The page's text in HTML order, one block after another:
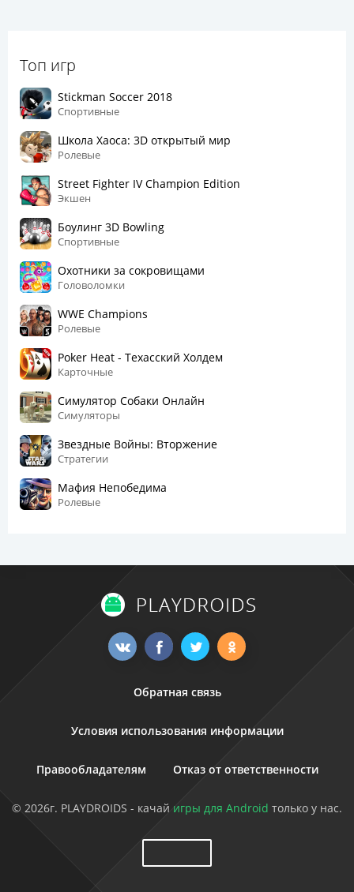
Топ игр
Stickman Soccer 2018
Спортивные
Школа Хаоса: 3D открытый мир
Ролевые
Street Fighter IV Champion Edition
Экшен
Боулинг 3D Bowling
Спортивные
Охотники за сокровищами
Головоломки
WWE Champions
Ролевые
Poker Heat - Техасский Холдем
Карточные
Симулятор Собаки Онлайн
Симуляторы
Звездные Войны: Вторжение
Стратегии
Мафия Непобедима
Ролевые
Обратная связь
Условия использования информации
Правообладателям Отказ от ответственности
© 2026г. PLAYDROIDS - качай игры для Android только у нас.